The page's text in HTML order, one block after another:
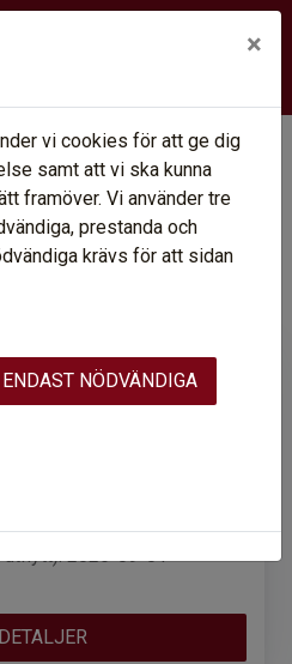
utflytt): 2026-09-01
×
vi cookies för att ge dig
samt att vi ska kunna
framöver. Vi använder tre
prestanda och
krävs för att sidan
ENDAST NÖDVÄNDIGA